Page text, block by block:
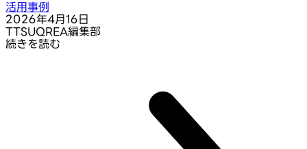
活用事例
2026年4月16日
TTSUQREA編集部
続きを読む